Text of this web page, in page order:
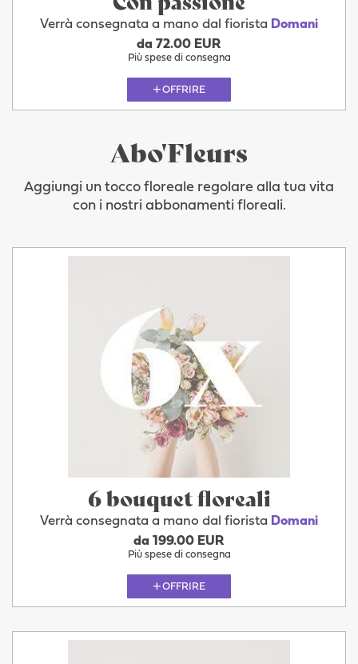
Verrà consegnata a mano dal fiorista Domani
da 72.00 EUR
Più spese di consegna
OFFRIRE
Abo'Fleurs
Aggiungi un tocco floreale regolare alla tua vita
con i nostri abbonamenti floreali.
6 bouquet floreali
Verrà consegnata a mano dal fiorista Domani
da 199.00 EUR
Più spese di consegna
OFFRIRE